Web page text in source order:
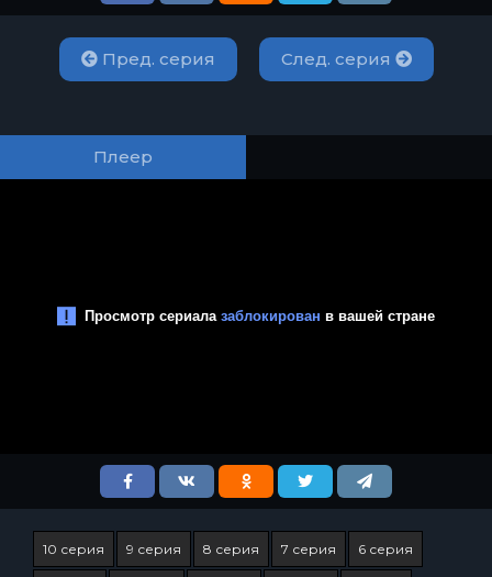
Пред. серия След. серия
Плеер
10 серия 9 серия 8 серия 7 серия 6 серия